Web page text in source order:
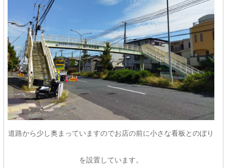
道路から少し奥まっていますのでお店の前に小さな看板とのぼり
を設置しています。